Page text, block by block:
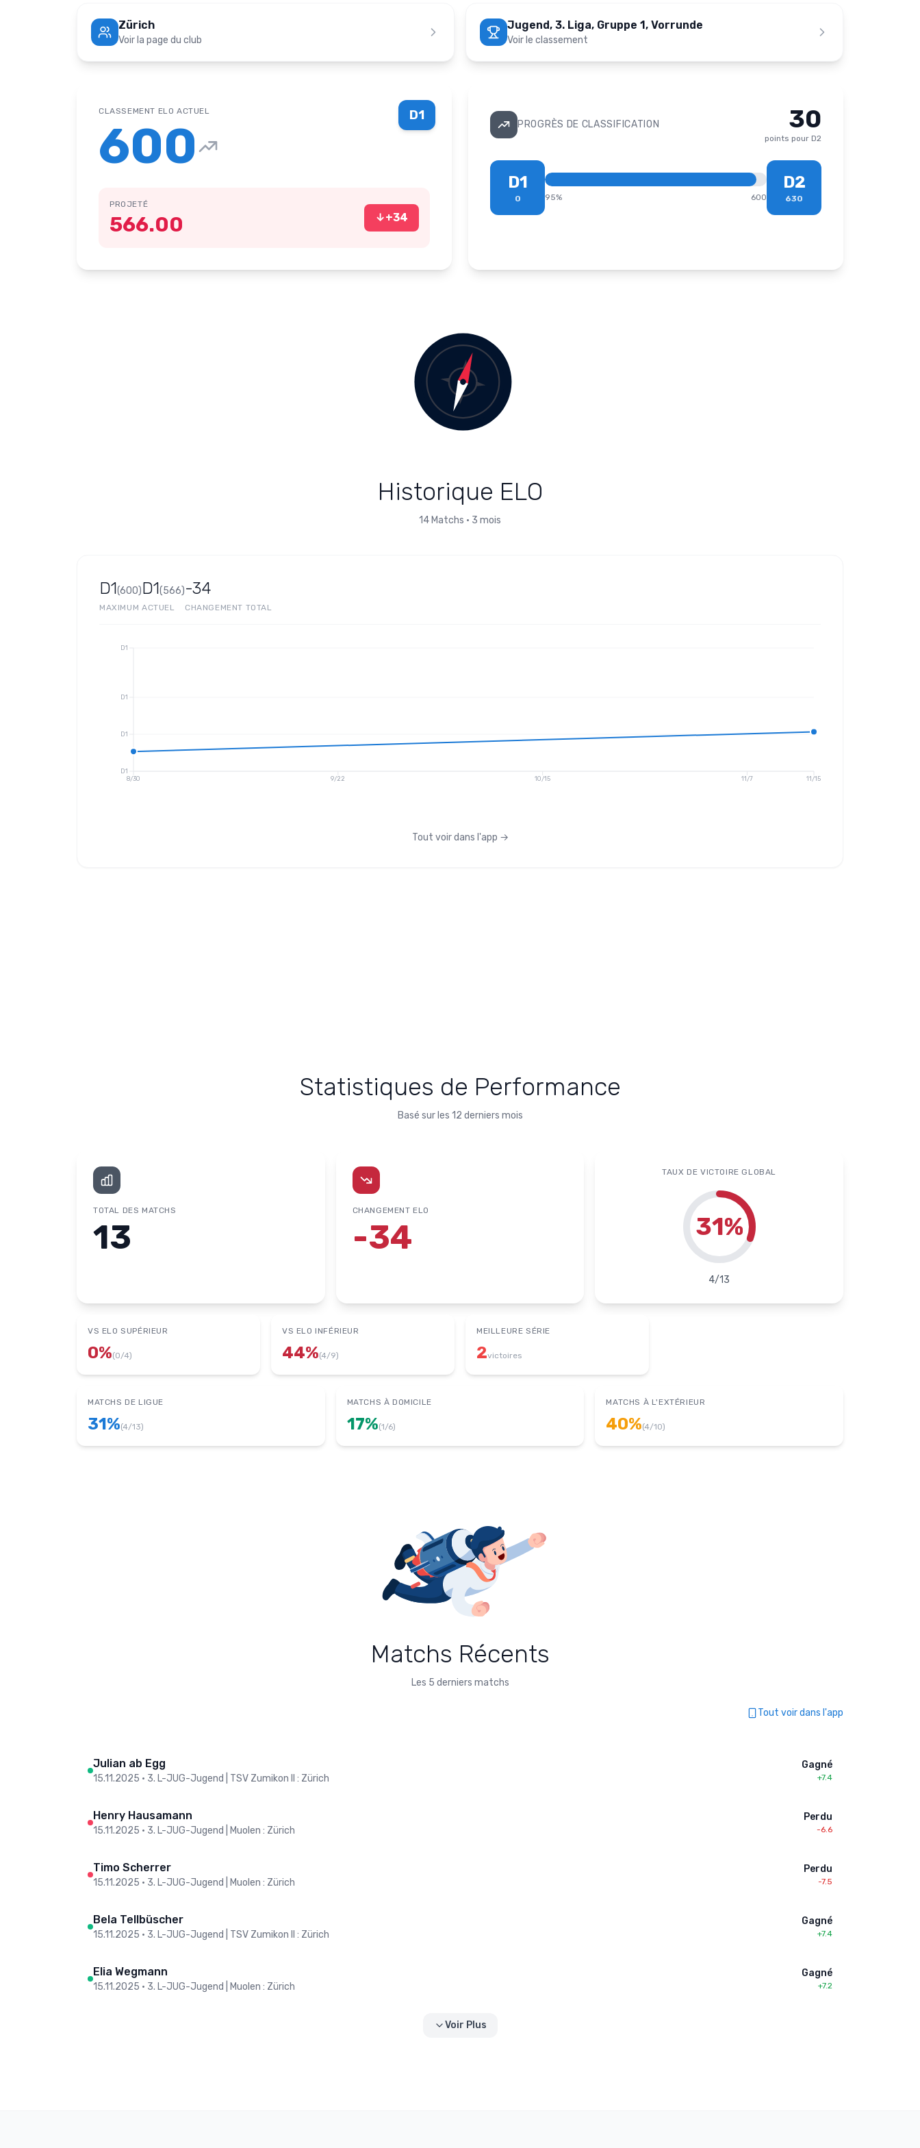
Zürich
Voir la page du club
Jugend, 3. Liga, Gruppe 1, Vorrunde
Voir le classement
D1
CLASSEMENT ELO ACTUEL
600
PROJETÉ
566.00 ↓+34
PROGRÈS DE CLASSIFICATION 30
points pour D2
D1
0 95% 600
D2
630
Historique ELO
14 Matchs • 3 mois
D1(600)
MAXIMUM
D1(566)
ACTUEL
-34
CHANGEMENT TOTAL
8/30 9/22 10/15 11/7 11/15
D1
D1
D1
D1
Tout voir dans l'app →
Statistiques de Performance
Basé sur les 12 derniers mois
TOTAL DES MATCHS
13
CHANGEMENT ELO
-34
TAUX DE VICTOIRE GLOBAL
31%
4/13
VS ELO SUPÉRIEUR
0%(0/4)
VS ELO INFÉRIEUR
44%(4/9)
MEILLEURE SÉRIE
2victoires
MATCHS DE LIGUE
31%(4/13)
MATCHS À DOMICILE
17%(1/6)
MATCHS À L'EXTÉRIEUR
40%(4/10)
Matchs Récents
Les 5 derniers matchs
Tout voir dans l'app
Julian ab Egg
15.11.2025 • 3. L-JUG-Jugend | TSV Zumikon II : Zürich
Gagné
+7.4
Henry Hausamann
15.11.2025 • 3. L-JUG-Jugend | Muolen : Zürich
Perdu
-6.6
Timo Scherrer
15.11.2025 • 3. L-JUG-Jugend | Muolen : Zürich
Perdu
-7.5
Bela Tellbüscher
15.11.2025 • 3. L-JUG-Jugend | TSV Zumikon II : Zürich
Gagné
+7.4
Elia Wegmann
15.11.2025 • 3. L-JUG-Jugend | Muolen : Zürich
Gagné
+7.2
Voir Plus